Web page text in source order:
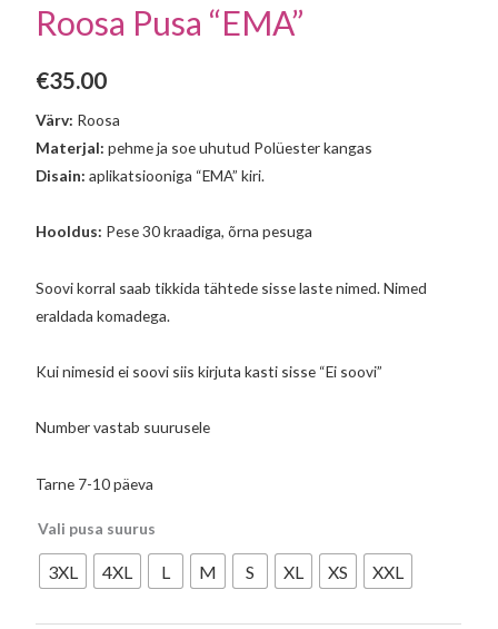
Roosa Pusa “EMA”
€35.00
Värv: Roosa
Materjal: pehme ja soe uhutud Polüester kangas
Disain: aplikatsiooniga “EMA” kiri.
Hooldus: Pese 30 kraadiga, õrna pesuga
Soovi korral saab tikkida tähtede sisse laste nimed. Nimed
eraldada komadega.
Kui nimesid ei soovi siis kirjuta kasti sisse “Ei soovi”
Number vastab suurusele
Tarne 7-10 päeva
Vali pusa suurus
3XL 4XL L M S XL XS XXL